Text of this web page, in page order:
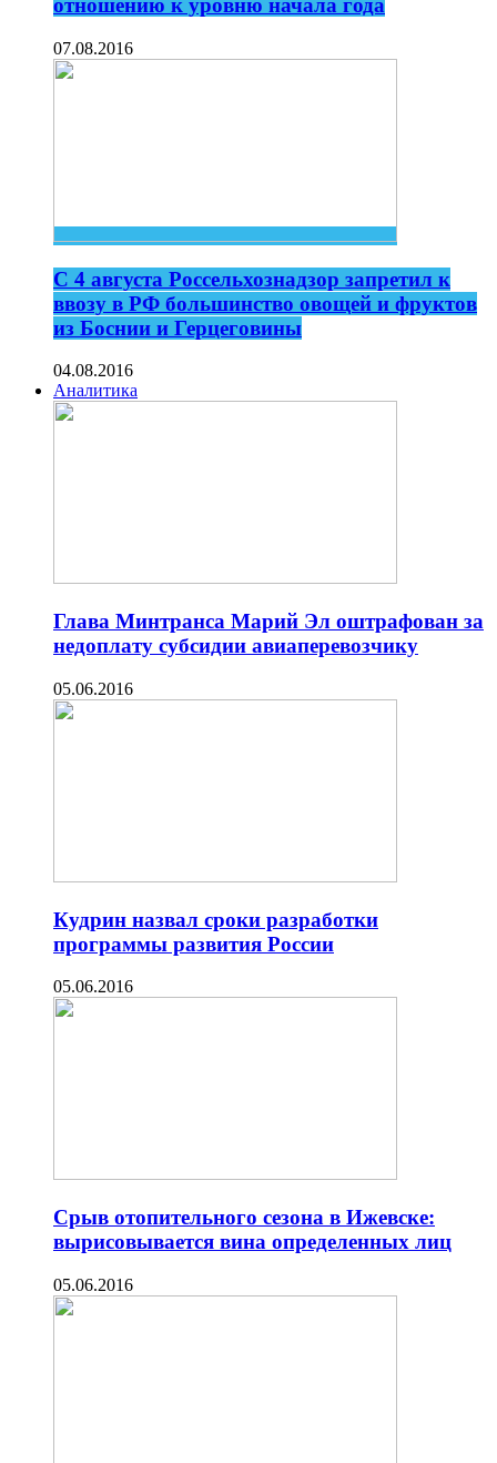
отношению к уровню начала года
07.08.2016
C 4 августа Россельхознадзор запретил к
ввозу в РФ большинство овощей и фруктов
из Боснии и Герцеговины
04.08.2016
Аналитика
Глава Минтранса Марий Эл оштрафован за
недоплату субсидии авиаперевозчику
05.06.2016
Кудрин назвал сроки разработки
программы развития России
05.06.2016
Срыв отопительного сезона в Ижевске:
вырисовывается вина определенных лиц
05.06.2016